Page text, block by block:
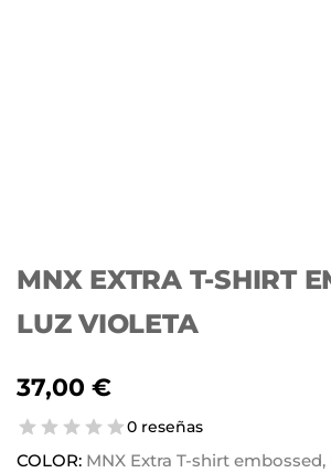
MNX EXTRA T-SHIRT
LUZ VIOLETA
37,00 €
0 reseñas
COLOR: MNX Extra T-shirt